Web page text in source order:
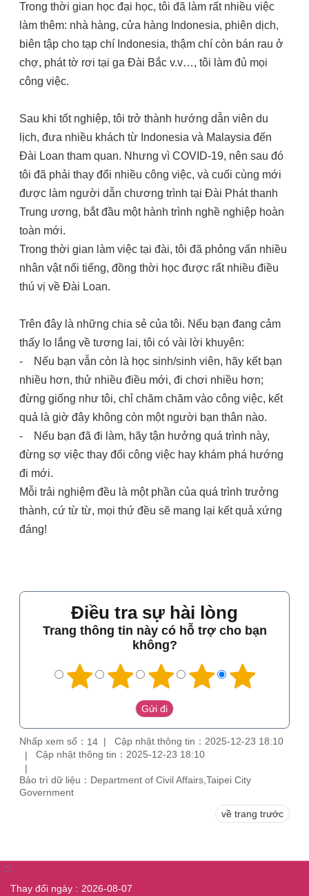
Trong thời gian học đại học, tôi đã làm rất nhiều việc
làm thêm: nhà hàng, cửa hàng Indonesia, phiên dịch,
biên tập cho tạp chí Indonesia, thậm chí còn bán rau ở
chợ, phát tờ rơi tại ga Đài Bắc v.v…, tôi làm đủ mọi
công việc.
Sau khi tốt nghiệp, tôi trở thành hướng dẫn viên du
lịch, đưa nhiều khách từ Indonesia và Malaysia đến
Đài Loan tham quan. Nhưng vì COVID-19, nên sau đó
tôi đã phải thay đổi nhiều công việc, và cuối cùng mới
được làm người dẫn chương trình tại Đài Phát thanh
Trung ương, bắt đầu một hành trình nghề nghiệp hoàn
toàn mới.
Trong thời gian làm việc tại đài, tôi đã phỏng vấn nhiều
nhân vật nổi tiếng, đồng thời học được rất nhiều điều
thú vị về Đài Loan.
Trên đây là những chia sẻ của tôi. Nếu bạn đang cảm
thấy lo lắng về tương lai, tôi có vài lời khuyên:
-
Nếu bạn vẫn còn là học sinh/sinh viên, hãy kết bạn
nhiều hơn, thử nhiều điều mới, đi chơi nhiều hơn;
đừng giống như tôi, chỉ chăm chăm vào công việc, kết
quả là giờ đây không còn một người bạn thân nào.
-
Nếu bạn đã đi làm, hãy tận hưởng quá trình này,
đừng sợ việc thay đổi công việc hay khám phá hướng
đi mới.
Mỗi trải nghiệm đều là một phần của quá trình trưởng
thành, cứ từ từ, mọi thứ đều sẽ mang lại kết quả xứng
đáng!
Điều tra sự hài lòng
Trang thông tin này có hỗ trợ cho bạn
không?
Nhấp xem số： 14
Cập nhật thông tin：2025-12-23 18:10
Cập nhật thông tin：2025-12-23 18:10
Bảo trì dữ liệu：Department of Civil Affairs,Taipei City
Government
về trang trước
:::
Thay đổi ngày 2026-08-07